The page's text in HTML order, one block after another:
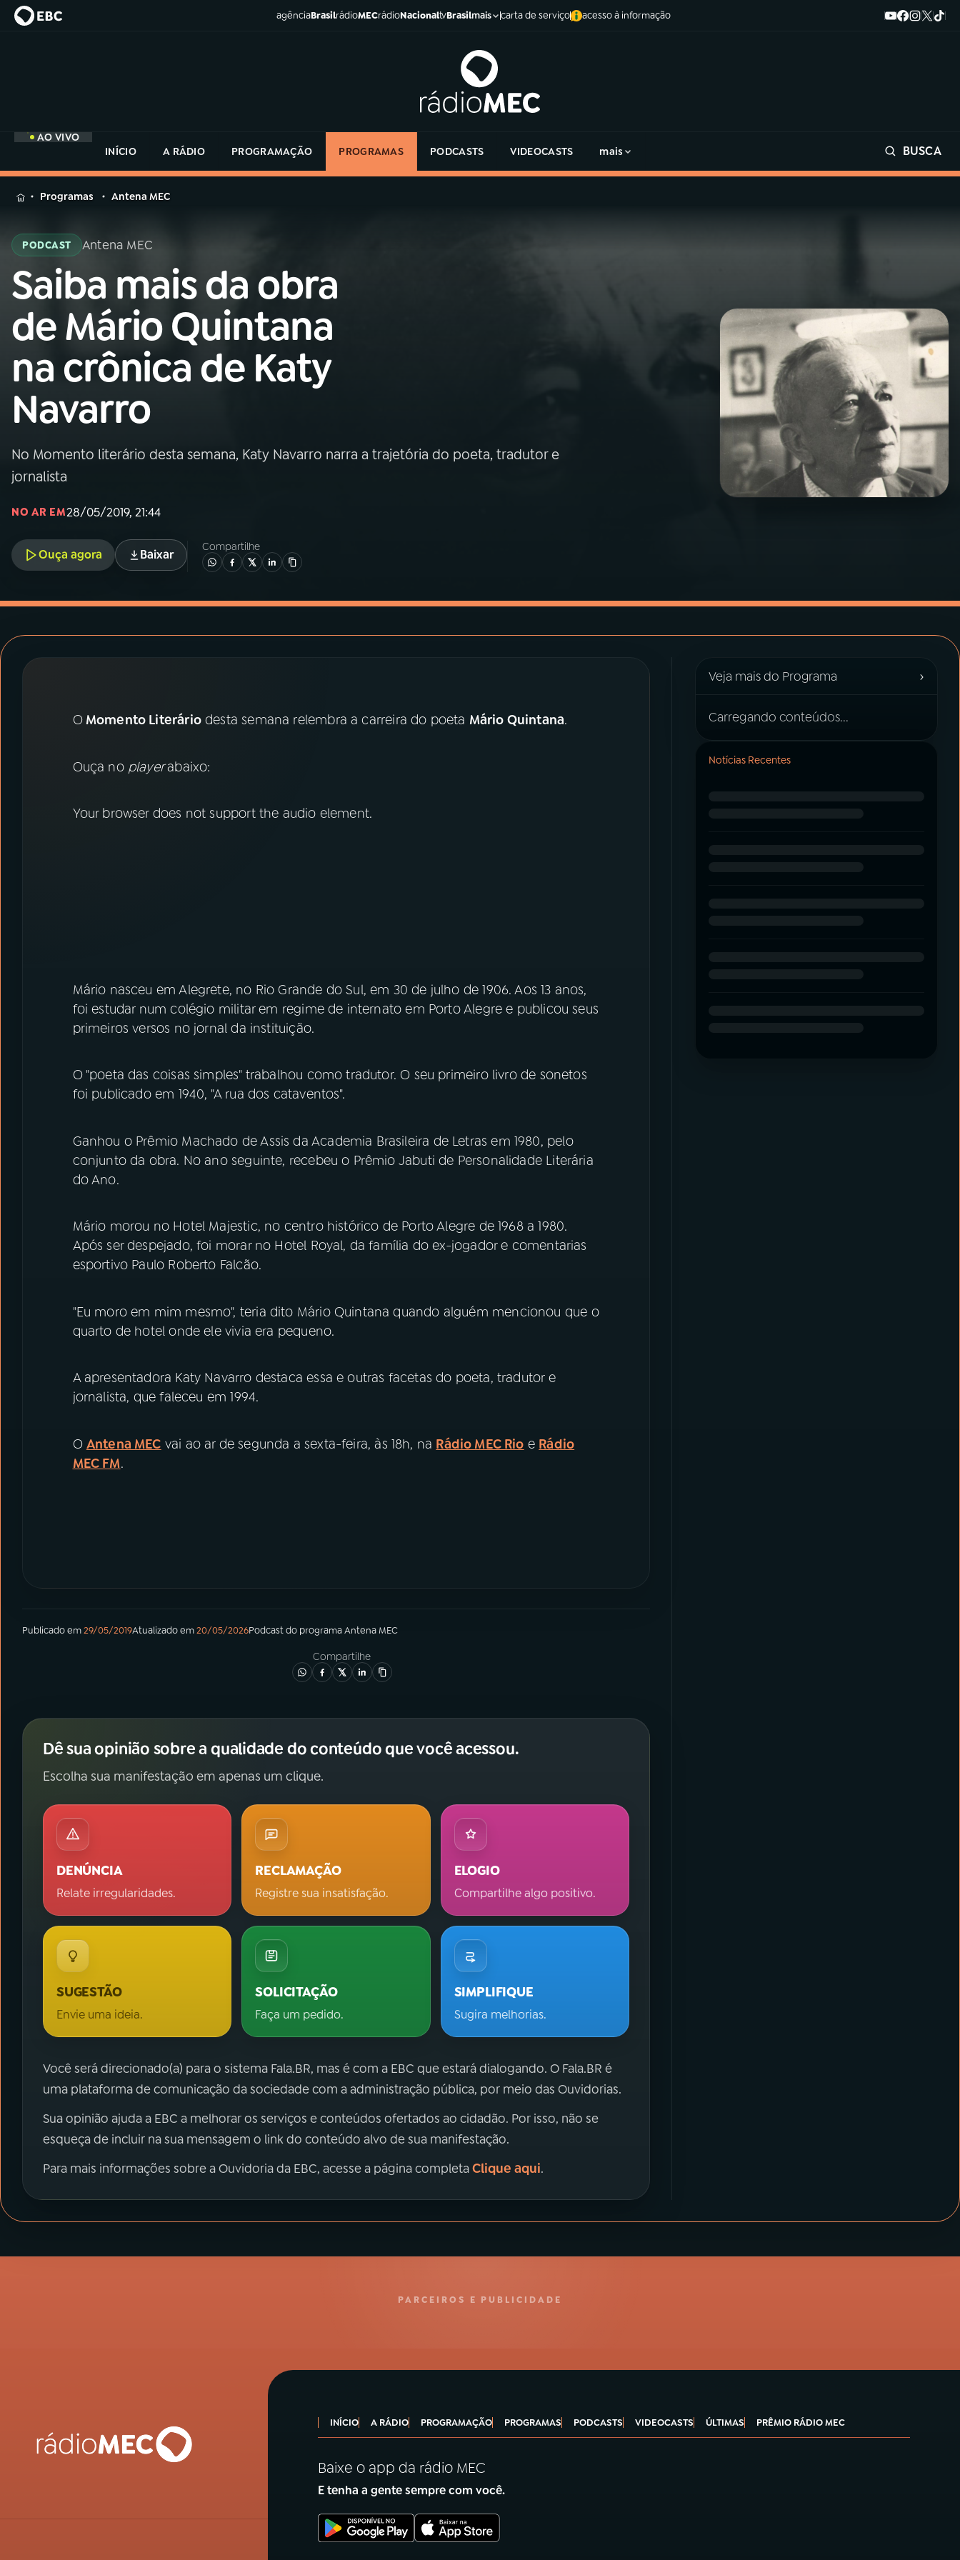
agênciaBrasilrádioMECrádioNacionaltvBrasilmais carta de serviço acesso à informação
AO VIVO
INÍCIO
A RÁDIO PROGRAMAÇÃO PROGRAMAS PODCASTS VIDEOCASTS mais BUSCA
MENU
Buscar
na
Rádio
MEC
Início AO VIVO
01 INÍCIO
02A RÁDIO
03PROGRAMAÇÃO
05 PODCASTS
YouTube Facebook
Instagram
na
Rádio
Programas Antena MEC
PODCAST Antena MEC
Saiba mais da obra
de Mário Quintana
na crônica de Katy
Navarro
No Momento literário desta semana, Katy Navarro narra a trajetória do poeta, tradutor e
jornalista
NO AR EM28/05/2019, 21:44
Ouça agora Baixar
Compartilhe
OMomento Literáriodesta semana relembra a carreira do poeta Mário Quintana.
Ouça no playerabaixo:
Your browser does not support the audio element.
Mário nasceu em Alegrete, no Rio Grande do Sul, em 30 de julho de 1906. Aos 13 anos,
foi estudar num colégio militar em regime de internato em Porto Alegre e publicou seus
primeiros versos no jornal da instituição.
O "poeta das coisas simples" trabalhou como tradutor. O seu primeiro livro de sonetos
foi publicado em 1940, "A rua dos cataventos".
Ganhou o Prêmio Machado de Assis da Academia Brasileira de Letras em 1980, pelo
conjunto da obra. No ano seguinte, recebeu o Prêmio Jabuti de Personalidade Literária
do Ano.
Mário morou no Hotel Majestic, no centro histórico de Porto Alegre de 1968 a 1980.
Após ser despejado, foi morar no Hotel Royal, da família do ex-jogador e comentarias
esportivo Paulo Roberto Falcão.
"Eu moro em mim mesmo", teria dito Mário Quintana quando alguém mencionou que o
quarto de hotel onde ele vivia era pequeno.
A apresentadora Katy Navarro destaca essa e outras facetas do poeta, tradutor e
jornalista, que faleceu em 1994.
O Antena MEC vai ao ar de segunda a sexta-feira, às 18h, na Rádio MEC Rio e Rádio
MEC FM.
Publicado em29/05/2019Atualizado em20/05/2026Podcastdo programaAntena MEC
Compartilhe
Dê sua opinião sobre a qualidade do conteúdo que você acessou.
Escolha sua manifestação em apenas um clique.
DENÚNCIA
Relate irregularidades.
RECLAMAÇÃO
Registre sua insatisfação.
ELOGIO
Compartilhe algo positivo.
SUGESTÃO
Envie uma ideia.
SOLICITAÇÃO
Faça um pedido.
SIMPLIFIQUE
Sugira melhorias.
Você será direcionado(a) para o sistema Fala.BR, mas é com a EBC que estará dialogando. O Fala.BR é
uma plataforma de comunicação da sociedade com a administração pública, por meio das Ouvidorias.
Sua opinião ajuda a EBC a melhorar os serviços e conteúdos ofertados ao cidadão. Por isso, não se
esqueça de incluir na sua mensagem o link do conteúdo alvo de sua manifestação.
Para mais informações sobre a Ouvidoria da EBC, acesse a página completaClique aqui.
Veja mais do Programa ›
Carregando conteúdos...
Notícias Recentes
PARCEIROS E PUBLICIDADE
INÍCIO A RÁDIO PROGRAMAÇÃO PROGRAMAS PODCASTS VIDEOCASTS ÚLTIMAS PRÊMIO RÁDIO MEC
Baixe o app da rádio MEC
E tenha a gente sempre com você.